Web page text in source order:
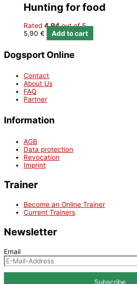
Hunting for food
Rated 4.94out of 5
5,90 € Add to cart
Dogsport Online
Contact
About Us
FAQ
Partner
Information
AGB
Data protection
Revocation
Imprint
Trainer
Become an Online Trainer
Current Trainers
Newsletter
Email